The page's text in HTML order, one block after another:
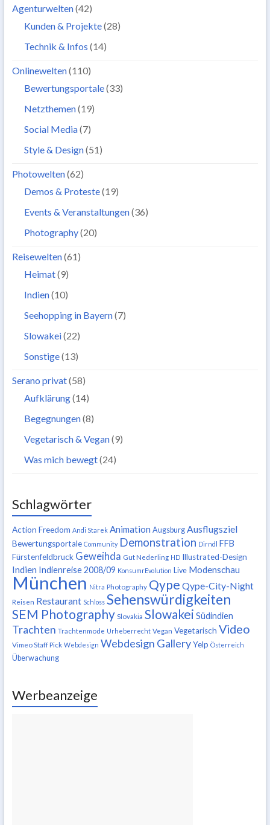
Agenturwelten(42)
Kunden & Projekte(28)
Technik & Infos (14)
Onlinewelten(110)
Bewertungsportale(33)
Netzthemen(19)
Social Media(7)
Style & Design(51)
Photowelten(62)
Demos & Proteste(19)
Events & Veranstaltungen(36)
Photography(20)
Reisewelten(61)
Heimat(9)
Indien(10)
Seehopping in Bayern(7)
Slowakei(22)
Sonstige(13)
Serano privat(58)
Aufklärung(14)
Begegnungen(8)
Vegetarisch & Vegan(9)
Was mich bewegt(24)
Schlagwörter
Action Freedom Andi Starek Animation Augsburg Ausflugsziel
Bewertungsportale Community Demonstration Dirndl FFB
Fürstenfeldbruck Geweihda Gut Nederling HD Illustrated-Design
Indien Indienreise 2008/09 KonsumrEvolution Live Modenschau
München Nitra Photography Qype Qype-City-Night
Reisen Restaurant Schloss Sehenswürdigkeiten
SEM Photography Slovakia Slowakei Südindien
Trachten Trachtenmode Urheberrecht Vegan Vegetarisch Video
Vimeo Staff Pick Webdesign Webdesign Gallery Yelp Österreich
Überwachung
Werbeanzeige